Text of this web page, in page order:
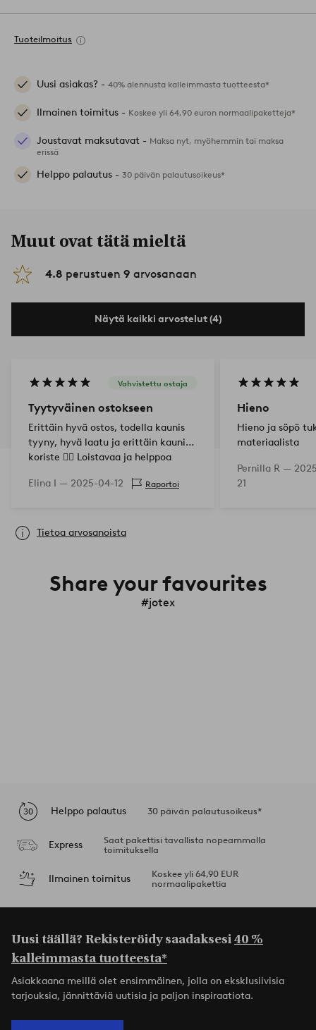
Tuoteilmoitus
Uusi asiakas? - 40% alennusta kalleimmasta tuotteesta*
Ilmainen toimitus - Koskee yli 64,90 euron normaalipaketteja*
Joustavat maksutavat - Maksa nyt, myöhemmin tai maksa
erissä
Helppo palautus - 30 päivän palautusoikeus*
Muut ovat tätä mieltä
4.8 perustuen 9 arvosanaan
Näytä kaikki arvostelut (4)
Vahvistettu ostaja
Tyytyväinen ostokseen
Erittäin hyvä ostos, todella kaunis
tyyny, hyvä laatu ja erittäin kaunis
koriste 👍🏼 Loistavaa ja helppoa
tavaroita kotiin.
Elina I — 2025-04-12 Raportoi
Hieno
Hieno ja söpö
materiaalista
Pernilla R —
21
Tietoa arvosanoista
Share your favourites
#jotex
Helppo palautus 30 päivän palautusoikeus*
Express
Saat pakettisi tavallista nopeammalla
toimituksella
Ilmainen toimitus
Koskee yli 64,90 EUR
normaalipakettia
Uusi täällä? Rekisteröidy saadaksesi40 %
kalleimmasta tuotteesta*
Asiakkaana meillä olet ensimmäinen, jolla on eksklusiivisia
tarjouksia, jännittäviä uutisia ja paljon inspiraatiota.